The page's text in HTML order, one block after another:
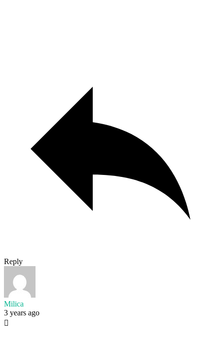
Reply
Milica
3 years ago